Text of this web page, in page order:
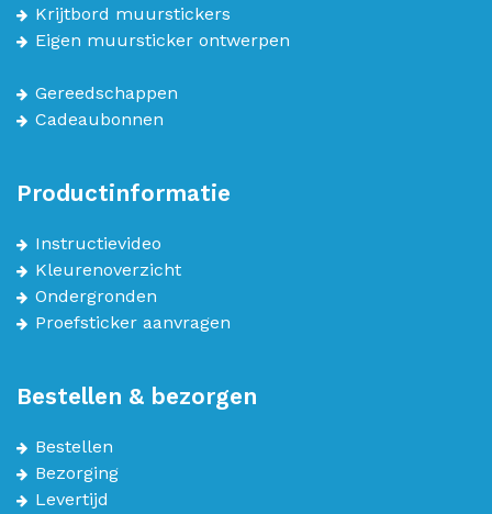
Krijtbord muurstickers
Eigen muursticker ontwerpen
Gereedschappen
Cadeaubonnen
Productinformatie
Instructievideo
Kleurenoverzicht
Ondergronden
Proefsticker aanvragen
Bestellen & bezorgen
Bestellen
Bezorging
Levertijd